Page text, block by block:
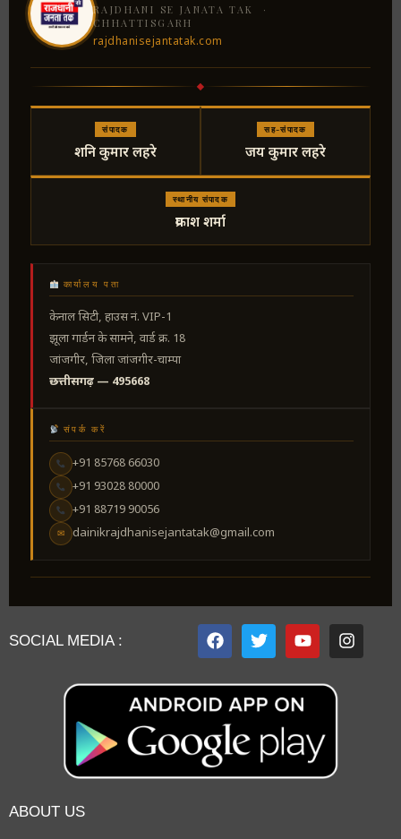
RAJDHANI SE JANATA TAK ·
CHHATTISGARH
rajdhanisejantatak.com
संपादक
शनि कुमार लहरे
सह-संपादक
जय कुमार लहरे
स्थानीय संपादक
प्रकाश शर्मा
कार्यालय पता
केनाल सिटी, हाउस नं. VIP-1
झूला गार्डन के सामने, वार्ड क्र. 18
जांजगीर, जिला जांजगीर-चाम्पा
छत्तीसगढ़ — 495668
संपर्क करें
+91 85768 66030
+91 93028 80000
+91 88719 90056
✉ dainikrajdhanisejantatak@gmail.com
SOCIAL MEDIA :
ABOUT US